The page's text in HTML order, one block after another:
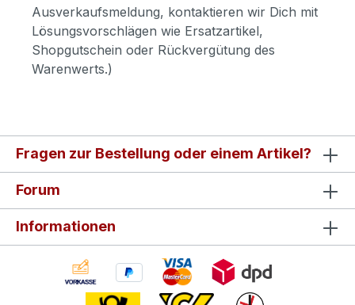
Ausverkaufsmeldung, kontaktieren wir Dich mit
Lösungsvorschlägen wie Ersatzartikel,
Shopgutschein oder Rückvergütung des
Warenwerts.)
Fragen zur Bestellung oder einem Artikel?
Forum
Informationen